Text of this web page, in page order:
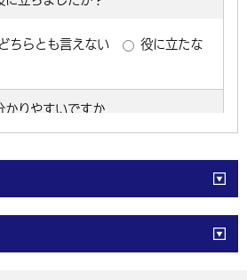
窓口の混雑状況
ご意見・ご要望